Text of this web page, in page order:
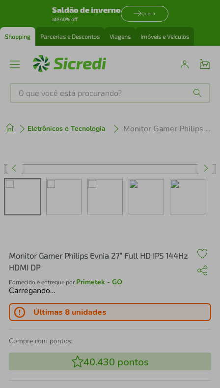
Saldão de inverno
até 40% off
Quero
Shopping Parcerias e Descontos Viagens Imóveis e Veículos
O que você está procurando?
Eletrônicos e Tecnologia Monitor Gamer Philips Evnia 27” Full HD IPS 144Hz HDMI DP
Monitor Gamer Philips Evnia 27” Full HD IPS 144Hz
HDMI DP
Fornecido e entregue por Primetek - GO
Carregando…
Últimas 8 unidades
Compre com pontos:
40.430 pontos
2º cafeteira